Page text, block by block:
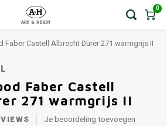
0
Faber Castell Albrecht Dürer 271 warmgrijs II
Faber Castell
271 warmgrijs II
Je beoordeling toevoegen